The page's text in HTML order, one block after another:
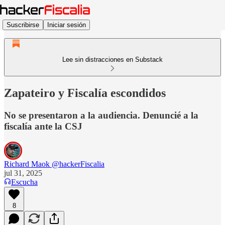
Suscribirse Iniciar sesión
Lee sin distracciones en Substack
Zapateiro y Fiscalía escondidos
No se presentaron a la audiencia. Denuncié a la
fiscalía ante la CSJ
Richard Maok @hackerFiscalia
jul 31, 2025
Escucha
8